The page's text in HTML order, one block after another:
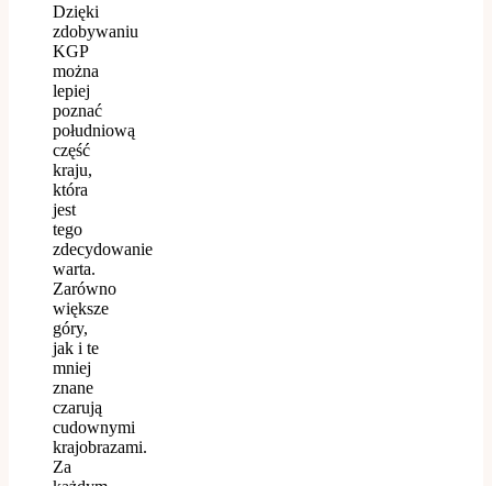
Dzięki
zdobywaniu
KGP
można
lepiej
poznać
południową
część
kraju,
która
jest
tego
zdecydowanie
warta.
Zarówno
większe
góry,
jak i te
mniej
znane
czarują
cudownymi
krajobrazami.
Za